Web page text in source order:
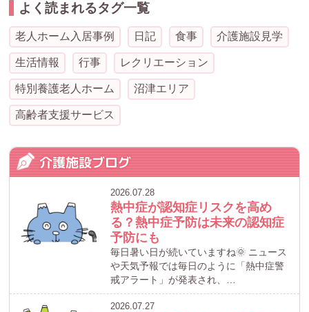
よく読まれるタグ一覧
老人ホーム入居事例 日記 食事 介護施設見学
生活情報 行事 レクリエーション
特別養護老人ホーム 沼津エリア
高齢者支援サービス
介護施設ブログ
2026.07.28
熱中症が認知症リスクを高め
る？熱中症予防は未来の認知症
予防にも
毎日暑い日が続いていますね🌞 ニュース
や天気予報では毎日のように「熱中症警
戒アラート」が発表され、…
2026.07.27